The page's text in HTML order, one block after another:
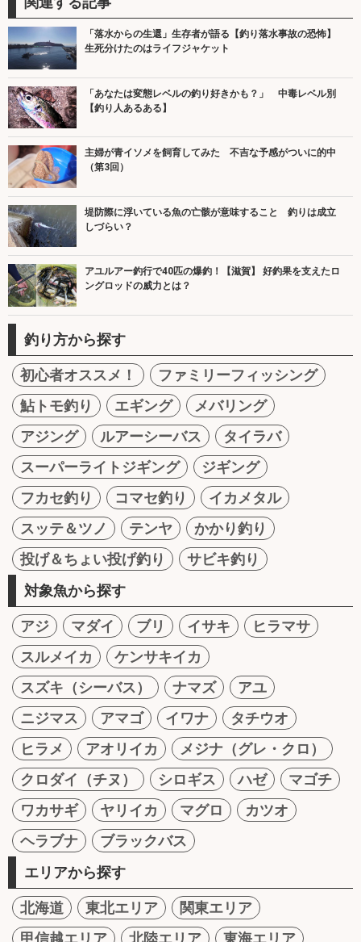
「落水からの生還」生存者が語る【釣り落水事故の恐怖】
生死分けたのはライフジャケット
「あなたは変態レベルの釣り好きかも？」 中毒レベル別
【釣り人あるある】
主婦が青イソメを飼育してみた 不吉な予感がついに的中
（第3回）
堤防際に浮いている魚の亡骸が意味すること 釣りは成立
しづらい？
アユルアー釣行で40匹の爆釣！【滋賀】 好釣果を支えたロ
ングロッドの威力とは？
釣り方から探す
初心者オススメ！
ファミリーフィッシング
鮎トモ釣り
エギング
メバリング
アジング
ルアーシーバス
タイラバ
スーパーライトジギング
ジギング
フカセ釣り
コマセ釣り
イカメタル
スッテ＆ツノ
テンヤ
かかり釣り
投げ＆ちょい投げ釣り
サビキ釣り
対象魚から探す
アジ マダイ ブリ イサキ
ヒラマサ
スルメイカ
ケンサキイカ
スズキ（シーバス）
ナマズ
アユ
ニジマス
アマゴ イワナ
タチウオ
ヒラメ
アオリイカ
メジナ（グレ・クロ）
クロダイ（チヌ）
シロギス ハゼ
マゴチ
ワカサギ
ヤリイカ マグロ
カツオ
ヘラブナ
ブラックバス
エリアから探す
北海道 東北エリア
関東エリア
甲信越エリア
北陸エリア
東海エリア